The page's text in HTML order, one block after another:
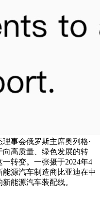
事会俄罗斯主席奥列格·
高质量、绿色发展的转
转变。一张摄于2024年4
源汽车制造商比亚迪在中
能源汽车装配线。